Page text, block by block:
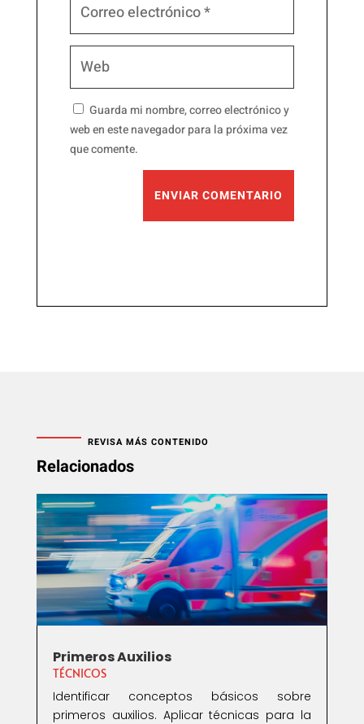
Guarda mi nombre, correo electrónico y
web en este navegador para la próxima vez
que comente.
ENVIAR COMENTARIO
REVISA MÁS CONTENIDO
Relacionados
Primeros Auxilios
TÉCNICOS
Identificar conceptos básicos sobre
primeros auxilios. Aplicar técnicas para la